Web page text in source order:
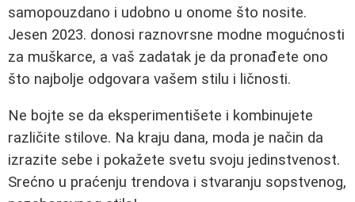
samopouzdano i udobno u onome što nosite.
Jesen 2023. donosi raznovrsne modne mogućnosti
za muškarce, a vaš zadatak je da pronađete ono
što najbolje odgovara vašem stilu i ličnosti.
Ne bojte se da eksperimentišete i kombinujete
različite stilove. Na kraju dana, moda je način da
izrazite sebe i pokažete svetu svoju jedinstvenost.
Srećno u praćenju trendova i stvaranju sopstvenog,